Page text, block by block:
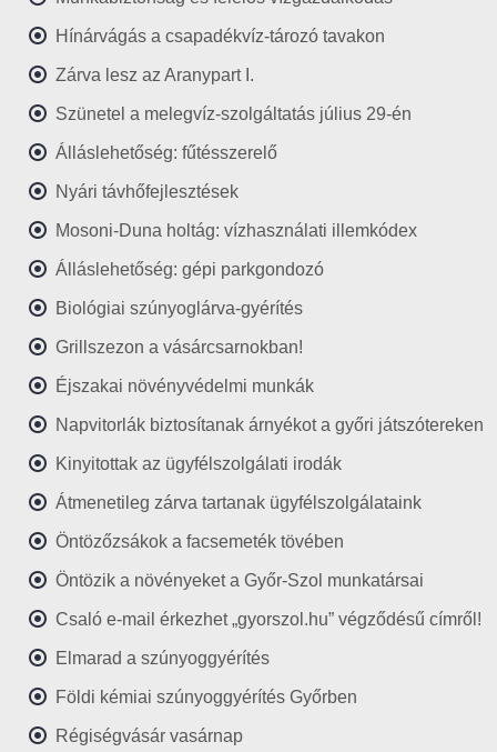
Hínárvágás a csapadékvíz-tározó tavakon
Zárva lesz az Aranypart I.
Szünetel a melegvíz-szolgáltatás július 29-én
Álláslehetőség: fűtésszerelő
Nyári távhőfejlesztések
Mosoni-Duna holtág: vízhasználati illemkódex
Álláslehetőség: gépi parkgondozó
Biológiai szúnyoglárva-gyérítés
Grillszezon a vásárcsarnokban!
Éjszakai növényvédelmi munkák
Napvitorlák biztosítanak árnyékot a győri játszótereken
Kinyitottak az ügyfélszolgálati irodák
Átmenetileg zárva tartanak ügyfélszolgálataink
Öntözőzsákok a facsemeték tövében
Öntözik a növényeket a Győr-Szol munkatársai
Csaló e-mail érkezhet „gyorszol.hu” végződésű címről!
Elmarad a szúnyoggyérítés
Földi kémiai szúnyoggyérítés Győrben
Régiségvásár vasárnap